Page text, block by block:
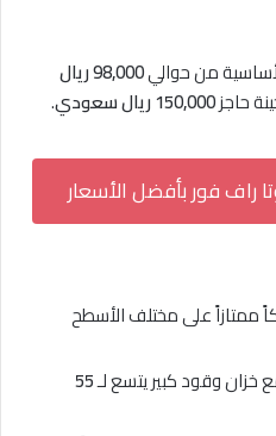
من حوالي
98,000 ريال
حاجز150,000 ريال سعودي .
فور بأفضل الأسعار
ممتازاً على مختلف الأسطح
55